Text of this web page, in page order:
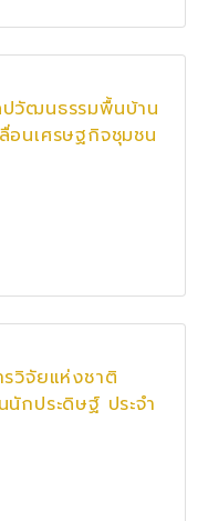
วัฒนธรรมพื้นบ้าน
อนเศรษฐกิจชุมชน
วิจัยแห่งชาติ
กประดิษฐ์ ประจำ